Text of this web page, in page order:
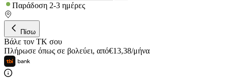
Παράδοση 2-3 ημέρες
Πίσω
Βάλε τον ΤΚ σου
Πλήρωσε όπως σε βολεύει, από€13,38/μήνα